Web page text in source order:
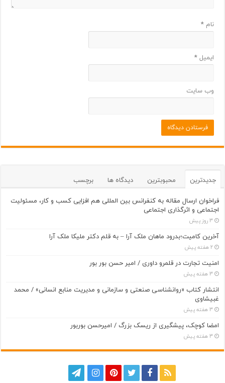
نام*
ایمیل*
وب‌ سایت
جدیدترین محبوبترین دیدگاه ها برچسب
فراخوان ارسال مقاله به کنفرانس بین المللی هم افزایی کسب و کار، مسئولیت
اجتماعی و اثرگذاری اجتماعی
3 روز پیش
آخرین کامیت؛بدرود ماهان ملک آرا – به قلم دکتر ملیکا ملک آرا
2 هفته پیش
امنیت تجارت در قلمرو داوری / امیر حسن بور بور
3 هفته پیش
انتشار کتاب «روانشناسی صنعتی و سازمانی و مدیریت منابع انسانی» / محمد
غبیشاوی
3 هفته پیش
امضا کوچک، پیشگیری از ریسک بزرگ / امیرحسن بوربور
3 هفته پیش